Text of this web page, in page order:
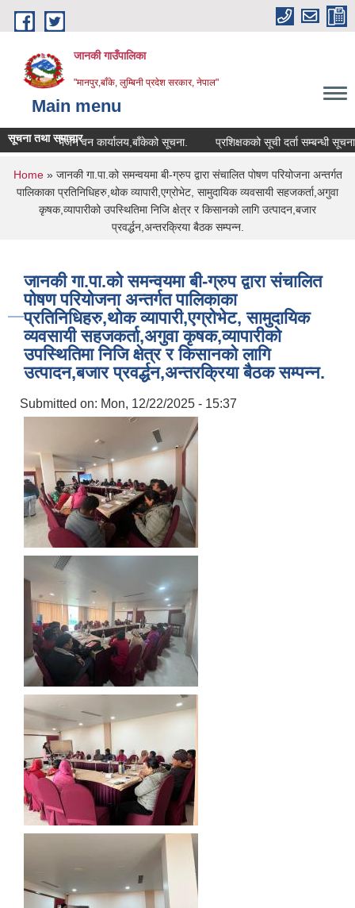
Skip to main content
जानकी गाउँपालिका
"मानपुर,बाँके, लुम्बिनी प्रदेश सरकार, नेपाल"
Main menu
सूचना तथा समाचार
डिभिजन वन कार्यालय,बाँकेको सूचना. प्रशिक्षकको सूची दर्ता सम्बन्धी सूचना.
You are here
Home» जानकी गा.पा.को समन्वयमा बी-ग्रुप द्वारा संचालित पोषण परियोजना अन्तर्गत
पालिकाका प्रतिनिधिहरु,थोक व्यापारी,एग्रोभेट, सामुदायिक व्यवसायी सहजकर्ता,अगुवा
कृषक,व्यापारीको उपस्थितिमा निजि क्षेत्र र किसानको लागि उत्पादन,बजार
प्रवर्द्धन,अन्तरक्रिया बैठक सम्पन्न.
जानकी गा.पा.को समन्वयमा बी-ग्रुप द्वारा संचालित
पोषण परियोजना अन्तर्गत पालिकाका
प्रतिनिधिहरु,थोक व्यापारी,एग्रोभेट, सामुदायिक
व्यवसायी सहजकर्ता,अगुवा कृषक,व्यापारीको
उपस्थितिमा निजि क्षेत्र र किसानको लागि
उत्पादन,बजार प्रवर्द्धन,अन्तरक्रिया बैठक सम्पन्न.
Submitted on: Mon, 12/22/2025 - 15:37